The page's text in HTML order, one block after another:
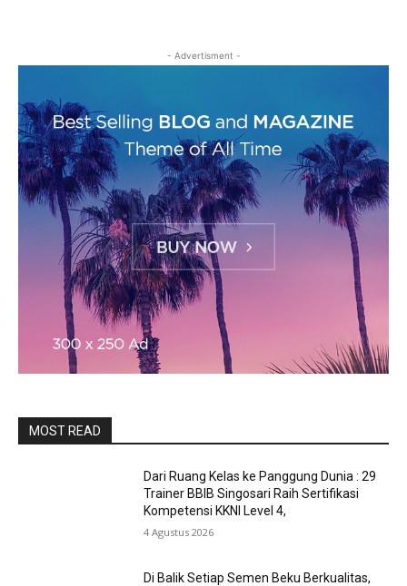
- Advertisment -
MOST READ
Dari Ruang Kelas ke Panggung Dunia : 29
Trainer BBIB Singosari Raih Sertifikasi
Kompetensi KKNI Level 4,
4 Agustus 2026
Di Balik Setiap Semen Beku Berkualitas,